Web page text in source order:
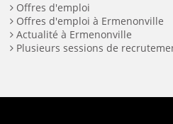
Offres d'emploi
Offres d'emploi à Ermenonville
Actualité à Ermenonville
Plusieurs sessions de recrutement